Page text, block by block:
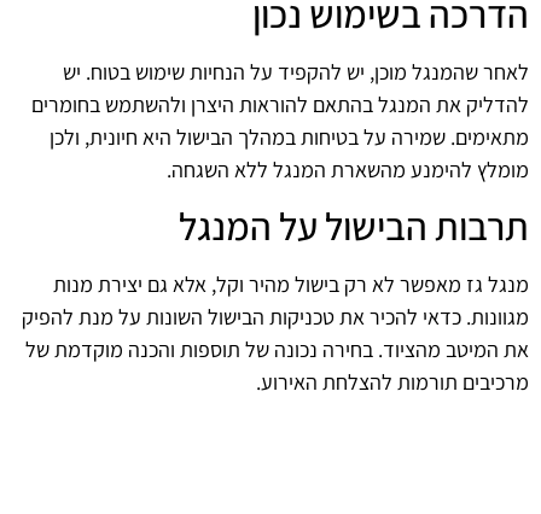
הדרכה בשימוש נכון
לאחר שהמנגל מוכן, יש להקפיד על הנחיות שימוש בטוח. יש
להדליק את המנגל בהתאם להוראות היצרן ולהשתמש בחומרים
מתאימים. שמירה על בטיחות במהלך הבישול היא חיונית, ולכן
מומלץ להימנע מהשארת המנגל ללא השגחה.
תרבות הבישול על המנגל
מנגל גז מאפשר לא רק בישול מהיר וקל, אלא גם יצירת מנות
מגוונות. כדאי להכיר את טכניקות הבישול השונות על מנת להפיק
את המיטב מהציוד. בחירה נכונה של תוספות והכנה מוקדמת של
מרכיבים תורמות להצלחת האירוע.